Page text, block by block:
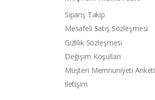
Sipariş Takip
Mesafeli Satış Sözleşmesi
Gizlilik Sözleşmesi
Değişim Koşulları
Müşteri Memnuniyeti Anketi
İletişim